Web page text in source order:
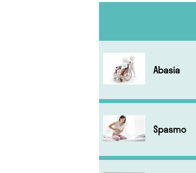
Abasia
Spasmo